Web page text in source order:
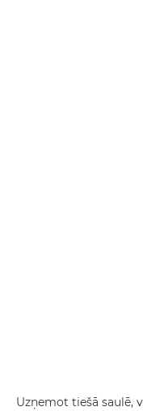
Uzņemot tiešā saulē,